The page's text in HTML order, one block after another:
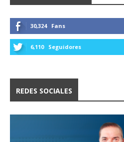
30,324 Fans
6,110 Seguidores
REDES SOCIALES